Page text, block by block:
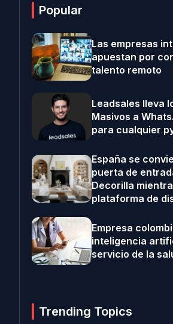
Popular
Las empresas
apuestan por
talento remoto
Leadsales lleva
Masivos a
para cualquier
España se
puerta de
Decorilla
plataforma de
Empresa
inteligencia
servicio de la
Trending Topics